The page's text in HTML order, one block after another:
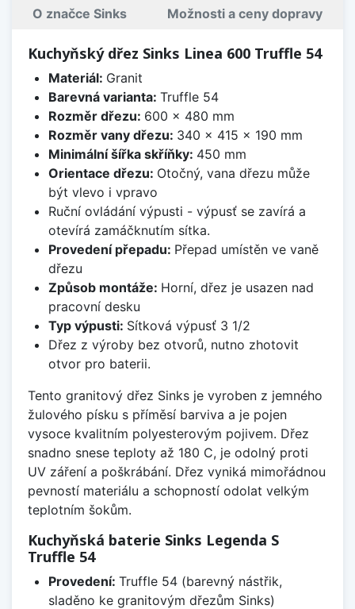
O značce Sinks Možnosti a ceny dopravy
Kuchyňský dřez Sinks Linea 600 Truffle 54
Materiál: Granit
Barevná varianta: Truffle 54
Rozměr dřezu: 600 x 480 mm
Rozměr vany dřezu: 340 x 415 x 190 mm
Minimální šířka skříňky: 450 mm
Orientace dřezu: Otočný, vana dřezu může
být vlevo i vpravo
Ruční ovládání výpusti - výpusť se zavírá a
otevírá zamáčknutím sítka.
Provedení přepadu: Přepad umístěn ve vaně
dřezu
Způsob montáže: Horní, dřez je usazen nad
pracovní desku
Typ výpusti: Sítková výpusť 3 1/2
Dřez z výroby bez otvorů, nutno zhotovit
otvor pro baterii.
Tento granitový dřez Sinks je vyroben z jemného
žulového písku s příměsí barviva a je pojen
vysoce kvalitním polyesterovým pojivem. Dřez
snadno snese teploty až 180 C, je odolný proti
UV záření a poškrábání. Dřez vyniká mimořádnou
pevností materiálu a schopností odolat velkým
teplotním šokům.
Kuchyňská baterie Sinks Legenda S
Truffle 54
Provedení: Truffle 54 (barevný nástřik,
sladěno ke granitovým dřezům Sinks)